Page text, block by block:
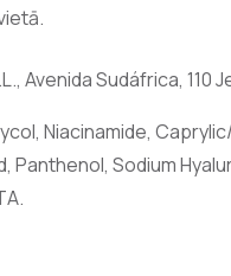
Avenida Sudáfrica,
Niacinamide,
Panthenol, Sodium